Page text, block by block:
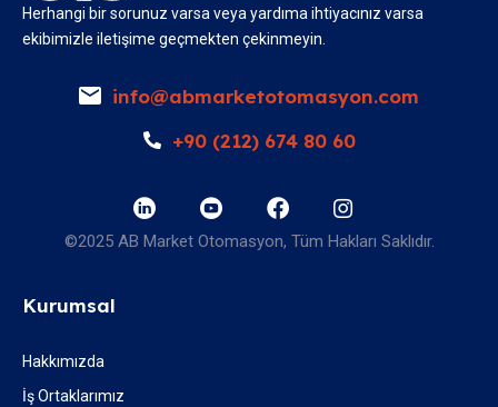
Herhangi bir sorunuz varsa veya yardıma ihtiyacınız varsa
ekibimizle iletişime geçmekten çekinmeyin.
info@abmarketotomasyon.com
+90 (212) 674 80 60
©2025 AB Market Otomasyon, Tüm Hakları Saklıdır.
Kurumsal
Hakkımızda
İş Ortaklarımız